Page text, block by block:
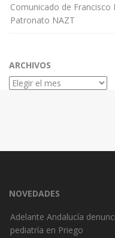
Comunicado de
Patronato NAZT
ARCHIVOS
Archivos
NOVEDADES
Adelante Andalucía
pediatría en Priego